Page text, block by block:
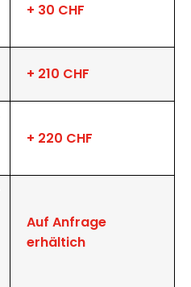
+ 30 CHF
+ 210 CHF
+ 220 CHF
Auf Anfrage
erhältich